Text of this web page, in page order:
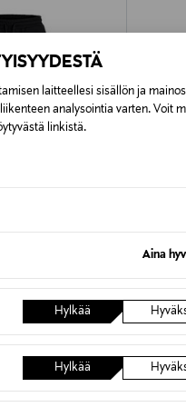
laitteellesi sisällön ja
analysointia varten. Voit
linkistä.
Aina
Hylkää
Hylkää
ALE
POLO
53,90 €